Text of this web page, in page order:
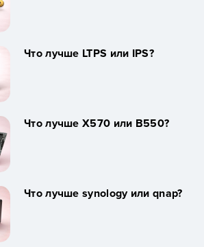
Что лучше LTPS или IPS?
Что лучше X570 или B550?
Что лучше synology или qnap?